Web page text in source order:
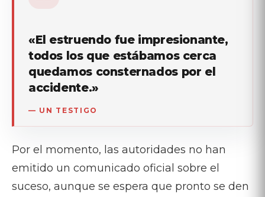
«El estruendo fue impresionante,
todos los que estábamos cerca
quedamos consternados por el
accidente.»
— UN TESTIGO
Por el momento, las autoridades no han
emitido un comunicado oficial sobre el
suceso, aunque se espera que pronto se den